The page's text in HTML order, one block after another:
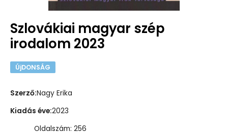
Szlovákiai magyar szép
irodalom 2023
ÚjDONSÁG
Szerző:Nagy Erika
Kiadás éve:2023
Oldalszám: 256